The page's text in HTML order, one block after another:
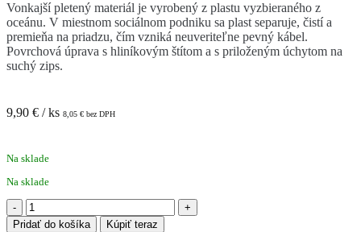
Vonkajší pletený materiál je vyrobený z plastu vyzbieraného z
oceánu. V miestnom sociálnom podniku sa plast separuje, čistí a
premieňa na priadzu, čím vzniká neuveriteľne pevný kábel.
Povrchová úprava s hliníkovým štítom a s priloženým úchytom na
suchý zips.
9,90 € / ks 8,05 € bez DPH
Na sklade
Na sklade
množstvo
BOOMPODS
Pridať do košíka Kúpiť teraz